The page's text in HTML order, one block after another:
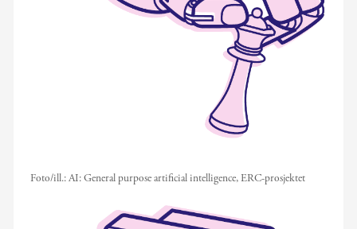
Foto/ill.:AI: General purpose artificial intelligence, ERC-prosjektet